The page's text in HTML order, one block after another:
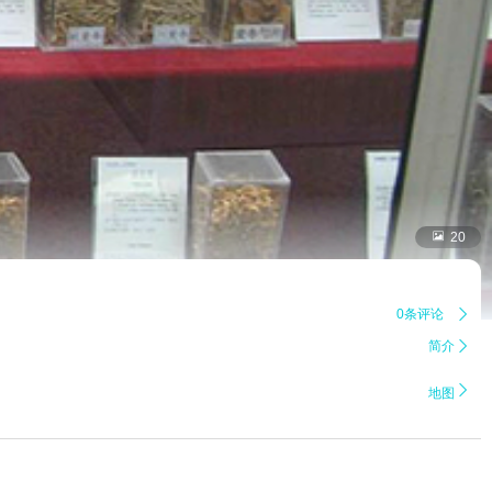
 20
0条评论 
简介 
地图 